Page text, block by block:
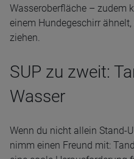
Wasseroberfläche – zudem
einem Hundegeschirr
ziehen.
SUP zu zweit:
Wasser
Wenn du nicht allein Stand-
nimm einen Freund mit: